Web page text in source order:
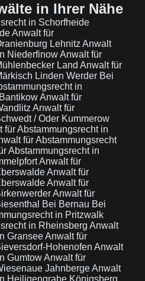
in Ihrer Nähe
in Schorfheide
Anwalt für
Lehnitz Anwalt
NiederfinowAnwalt für
Land Anwalt für
Linden Werder Bei
in
Anwalt für
Anwalt für
/ Oder Kummerow
für Abstammungsrecht in
für Abstammungsrecht
Abstammungsrecht in
Anwalt für
Anwalt für
Anwalt für
Anwalt für
Bei Bernau Bei
in Pritzwalk
in Rheinsberg Anwalt
GranseeAnwalt für
Hohenofen Anwalt
GumtowAnwalt für
JahnbergeAnwalt
Heiligengrabe Königsberg